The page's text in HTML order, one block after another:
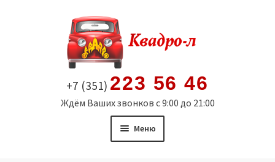
содержимому
+7 (351) 223 56 46
Ждём Ваших звонков с 9:00 до 21:00
Меню